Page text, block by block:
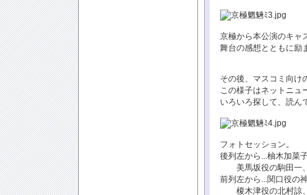
京極から本公演のキャ
舞台の感想とともに励
その後、マスコミ向け
この様子はネットニュ
いろいろ探して、読ん
フォトセッション。
後列左から...柚木加菜
美馬坂役の駒田一、
前列左から...関口役の
榎木津役の北村諒